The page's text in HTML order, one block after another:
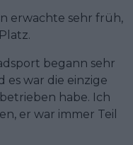
erwachte sehr früh,
begann sehr
es war die einzige
habe. Ich
er war immer Teil